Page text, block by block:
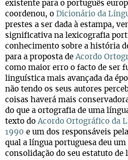
existente para o português
coordenou, o Dicionário da
prestes a ser dada à estampa,
significativa na lexicografia
conhecimento sobre a história
para a proposta deAcordo
como maior erro o facto de ser
linguística mais avançada da
não tendo os seus autores
coisas haverá mais
do que a ortografia de uma
texto doAcordo Ortográfico da
1990 e um dos responsáveis
qual a língua portuguesa deu um
consolidação do seu estatuto